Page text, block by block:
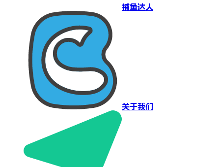
捕鱼达人
关于我们